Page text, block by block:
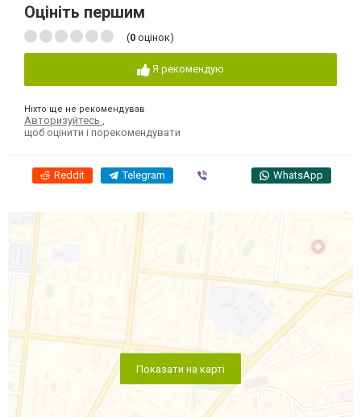
Оцініть першим
(0 оцінок)
Я рекомендую
Ніхто ще не рекомендував
Авторизуйтесь
щоб оцінити і порекомендувати
Reddit Telegram WhatsApp
Показати на карті